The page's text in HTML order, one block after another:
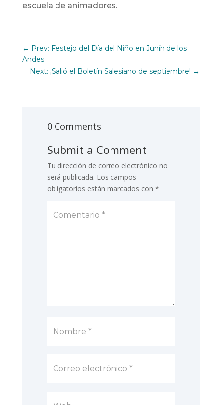
escuela de animadores.
← Prev: Festejo del Día del Niño en Junín de los
Andes
Next: ¡Salió el Boletín Salesiano de septiembre! →
0 Comments
Submit a Comment
Tu dirección de correo electrónico no
será publicada. Los campos
obligatorios están marcados con *